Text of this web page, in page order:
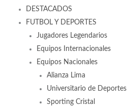
DESTACADOS
FUTBOL Y DEPORTES
Jugadores Legendarios
Equipos Internacionales
Equipos Nacionales
Alianza Lima
Universitario de Deportes
Sporting Cristal